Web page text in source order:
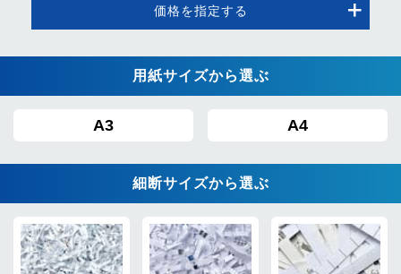
価格を指定する
用紙サイズから選ぶ
A3 A4
細断サイズから選ぶ